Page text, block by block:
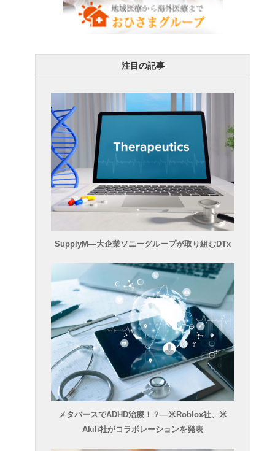
注目の記事
SupplyM―大企業ソニーグループが取り組むDTx
メタバースでADHD治療！？―米Roblox社、米
Akili社がコラボレーションを発表